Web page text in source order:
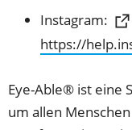
einem
neuen
Instagram:
https://
(Öffnet
einem
neuen
Eye-Able® ist eine
um allen